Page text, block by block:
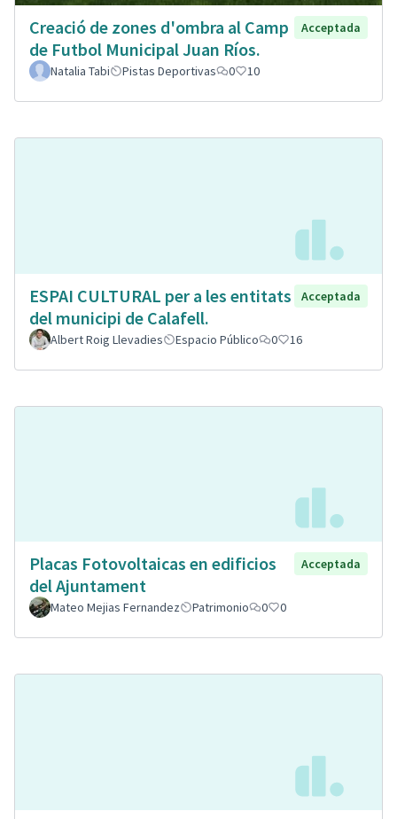
Creació de zones d'ombra al Camp
de Futbol Municipal Juan Ríos.
Acceptada
Natalia Tabi Pistas Deportivas 0 10
ESPAI CULTURAL per a les entitats
del municipi de Calafell.
Acceptada
Albert Roig Llevadies Espacio Público 0 16
Placas Fotovoltaicas en edificios
del Ajuntament
Acceptada
Mateo Mejias Fernandez Patrimonio 0 0